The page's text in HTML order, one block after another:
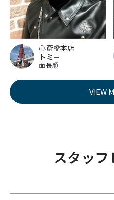
心斎橋本店
トミー
面長顔
VIEW
スタッフ